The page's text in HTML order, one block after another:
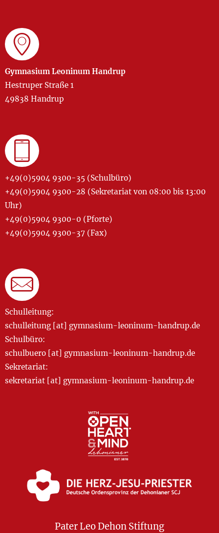
Gymnasium Leoninum Handrup
Hestruper Straße 1
49838 Handrup
+49(0)5904 9300-35 (Schulbüro)
+49(0)5904 9300-28 (Sekretariat von 08:00 bis 13:00
Uhr)
+49(0)5904 9300-0 (Pforte)
+49(0)5904 9300-37 (Fax)
Schulleitung:
schulleitung [at] gymnasium-leoninum-handrup.de
Schulbüro:
schulbuero [at] gymnasium-leoninum-handrup.de
Sekretariat:
sekretariat [at] gymnasium-leoninum-handrup.de
Pater Leo Dehon Stiftung